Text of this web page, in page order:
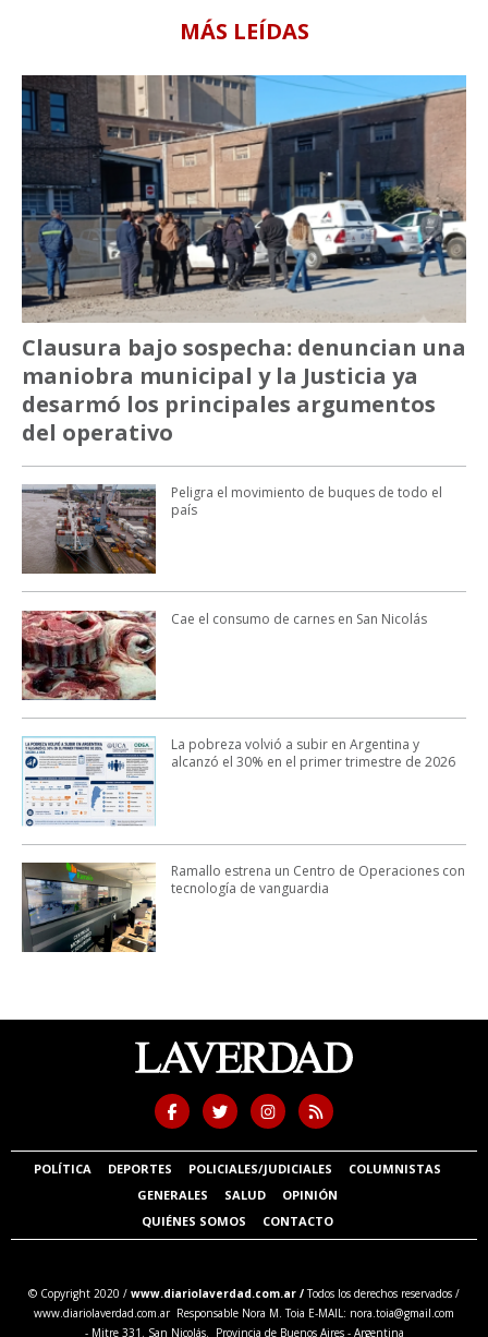
MÁS LEÍDAS
Clausura bajo sospecha: denuncian una
maniobra municipal y la Justicia ya
desarmó los principales argumentos
del operativo
Peligra el movimiento de buques de todo el
país
Cae el consumo de carnes en San Nicolás
La pobreza volvió a subir en Argentina y
alcanzó el 30% en el primer trimestre de 2026
Ramallo estrena un Centro de Operaciones con
tecnología de vanguardia
POLÍTICA DEPORTES POLICIALES/JUDICIALES
COLUMNISTAS
GENERALES
SALUD
OPINIÓN
QUIÉNES SOMOS
CONTACTO
© Copyright 2020 / www.diariolaverdad.com.ar /Todos los derechos reservados /
www.diariolaverdad.com.ar Responsable Nora M. Toia E-MAIL: nora.toia@gmail.com
- Mitre 331. San Nicolás. Provincia de Buenos Aires - Argentina